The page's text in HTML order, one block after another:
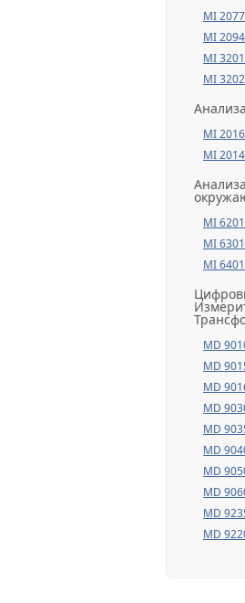
MI
MI 2094
MI
MI
MI
MI
MI
MI
MI
MD
MD
MD
MD
MD
MD
MD
MD
MD
MD